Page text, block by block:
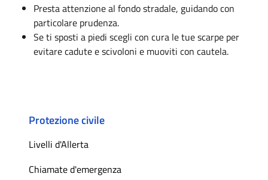
Presta attenzione al fondo stradale, guidando con
particolare prudenza.
Se ti sposti a piedi scegli con cura le tue scarpe per
evitare cadute e scivoloni e muoviti con cautela.
Protezione civile
Livelli d'Allerta
Chiamate d'emergenza